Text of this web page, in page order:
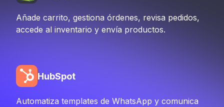
Añade carrito, gestiona órdenes, revisa pedidos,
accede al inventario y envía productos.
HubSpot
Automatiza templates de WhatsApp y comunica